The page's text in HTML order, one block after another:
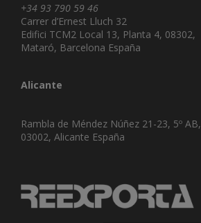
+34 93 790 59 46
Carrer d’Ernest Lluch 32
Edifici TCM2 Local 13, Planta 4, 08302,
Mataró, Barcelona España
Alicante
Rambla de Méndez Núñez 21-23, 5º AB,
03002, Alicante España